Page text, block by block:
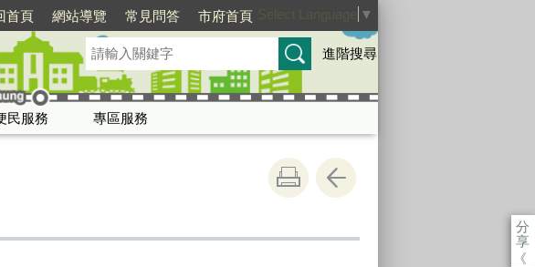
首頁 網站導覽 常見問答 市府首頁 ▼
進階搜尋
民服務
專區服務
分
享
《